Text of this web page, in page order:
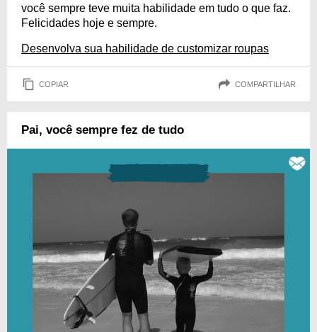
você sempre teve muita habilidade em tudo o que faz.
Felicidades hoje e sempre.
Desenvolva sua habilidade de customizar roupas
COPIAR COMPARTILHAR
Pai, você sempre fez de tudo